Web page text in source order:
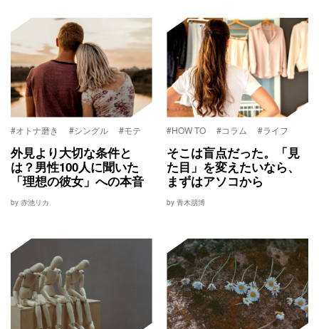
#オトナ磨き #シングル #モテ
外見より大切な条件と
は？男性100人に聞いた
「理想の彼女」への本音
by 赤池リカ
#HOW TO #コラム #ライフ
そこは盲点だった。「見
た目」を変えたいなら、
まずはアソコから
by 青木朋博